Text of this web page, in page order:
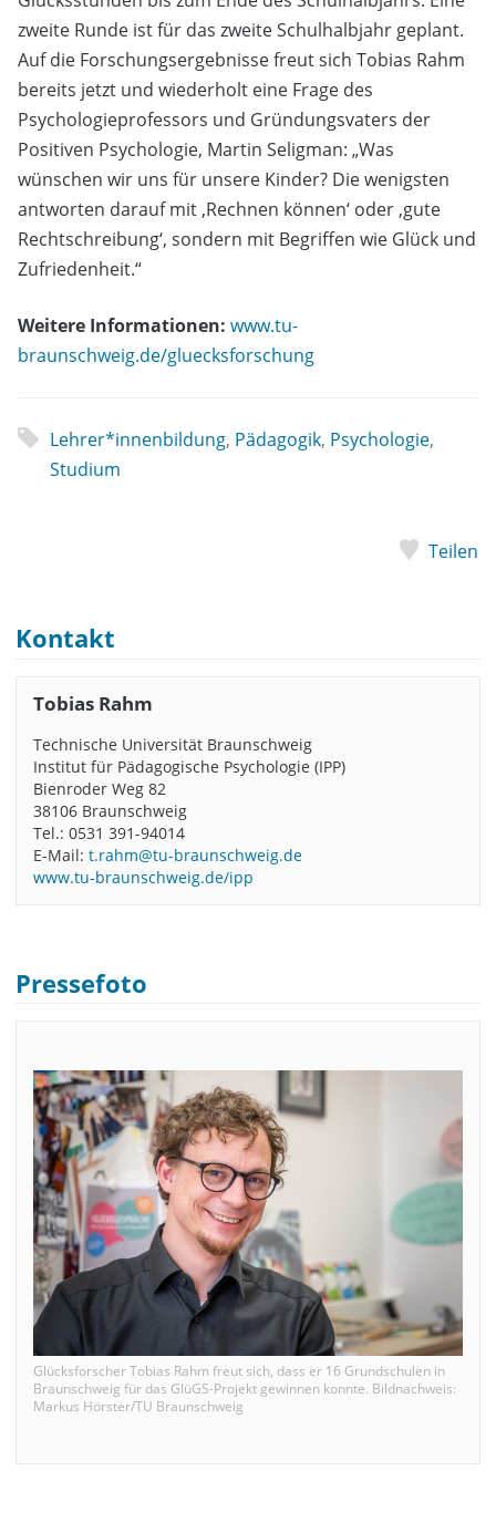
zweite Runde ist für das zweite Schulhalbjahr geplant.
Auf die Forschungsergebnisse freut sich Tobias Rahm
bereits jetzt und wiederholt eine Frage des
Psychologieprofessors und Gründungsvaters der
Positiven Psychologie, Martin Seligman: „Was
wünschen wir uns für unsere Kinder? Die wenigsten
antworten darauf mit ‚Rechnen können‘ oder ‚gute
Rechtschreibung‘, sondern mit Begriffen wie Glück und
Zufriedenheit.“
Weitere Informationen: www.tu-
braunschweig.de/gluecksforschung
Lehrer*innenbildung, Pädagogik, Psychologie,
Studium
Teilen
Kontakt
Tobias Rahm
Technische Universität Braunschweig
Institut für Pädagogische Psychologie (IPP)
Bienroder Weg 82
38106 Braunschweig
Tel.: 0531 391-94014
E-Mail: t.rahm@tu-braunschweig.de
www.tu-braunschweig.de/ipp
Pressefoto
Glücksforscher Tobias Rahm freut sich, dass er 16 Grundschulen in
Braunschweig für das GlüGS-Projekt gewinnen konnte. Bildnachweis:
Markus Hörster/TU Braunschweig